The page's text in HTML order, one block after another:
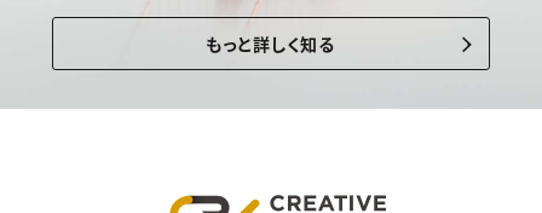
もっと詳しく知る